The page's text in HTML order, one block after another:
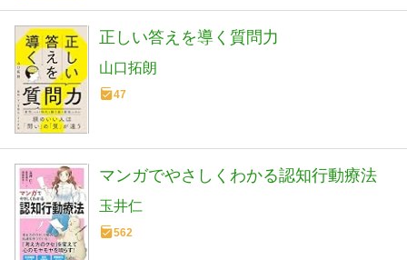
正しい答えを導く質問力
山口拓朗
47
マンガでやさしくわかる認知行動療法
玉井仁
562